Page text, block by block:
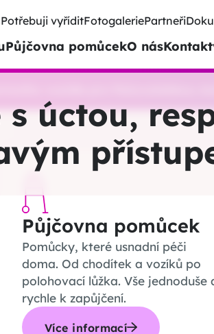
Potřebuji vyříditFotogaleriePartneři
Půjčovna pomůcekO nás
s úctou,
vozidla pro Pečovatelskou
Půjčovna pomůcek
Pomůcky, které usnadní péči
doma. Od chodítek a vozíků po
polohovací lůžka. Vše jednoduše
rychle k zapůjčení.
Více informací